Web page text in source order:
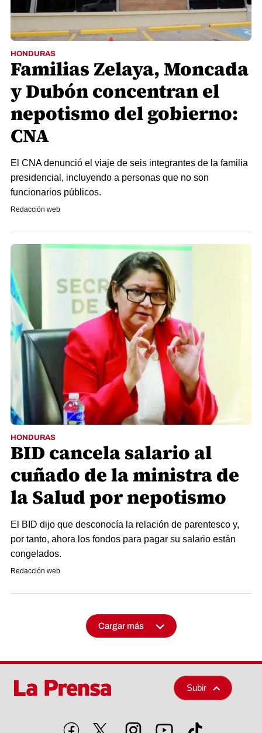
HONDURAS
Familias Zelaya, Moncada
y Dubón concentran el
nepotismo del gobierno:
CNA
El CNA denunció el viaje de seis integrantes de la familia
presidencial, incluyendo a personas que no son
funcionarios públicos.
Redacción web
HONDURAS
BID cancela salario al
cuñado de la ministra de
la Salud por nepotismo
El BID dijo que desconocía la relación de parentesco y,
por tanto, ahora los fondos para pagar su salario están
congelados.
Redacción web
Cargar más
Subir